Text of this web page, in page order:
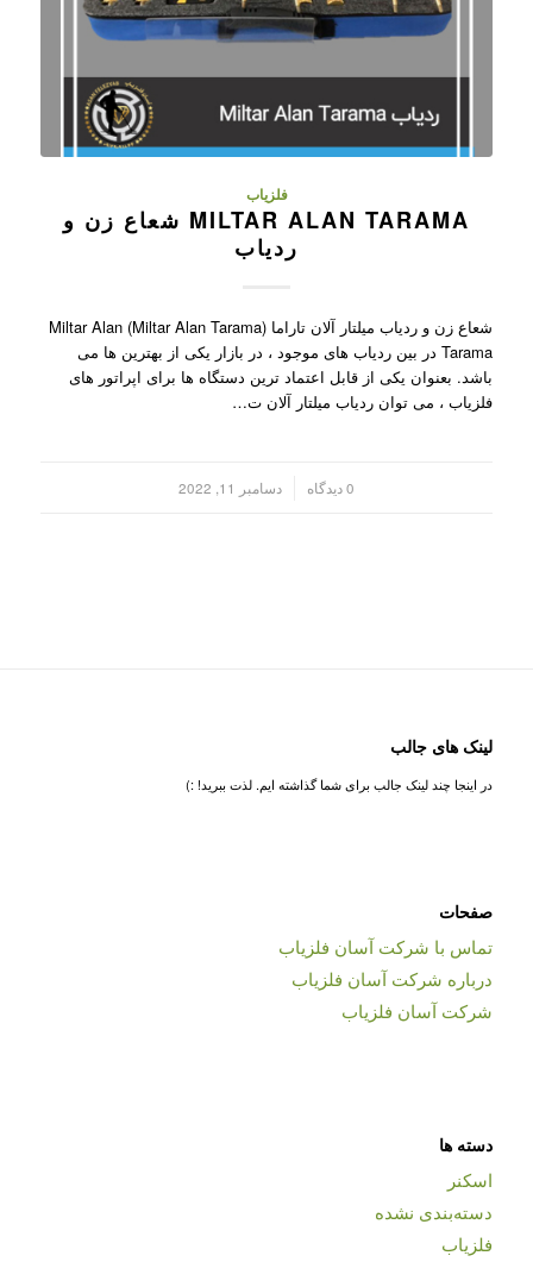
فلزیاب
MILTAR ALAN TARAMA شعاع زن و
ردیاب
شعاع زن و ردیاب میلتار آلان تاراما (Miltar Alan Tarama) Miltar Alan
Tarama در بین ردیاب های موجود ، در بازار یکی از بهترین ها می
باشد. بعنوان یکی از قابل اعتماد ترین دستگاه ها برای اپراتور های
فلزیاب ، می توان ردیاب میلتار آلان ت…
0 دیدگاه دسامبر 11, 2022
لینک های جالب
در اینجا چند لینک جالب برای شما گذاشته ایم. لذت ببرید! :)
صفحات
تماس با شرکت آسان فلزیاب
درباره شرکت آسان فلزیاب
شرکت آسان فلزیاب
دسته ها
اسکنر
دسته‌بندی نشده
فلزیاب